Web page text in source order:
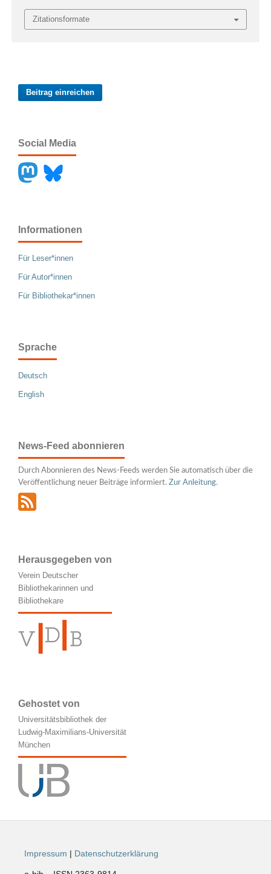
Zitationsformate
Beitrag einreichen
Social Media
Informationen
Für Leser*innen
Für Autor*innen
Für Bibliothekar*innen
Sprache
Deutsch
English
News-Feed abonnieren
Durch Abonnieren des News-Feeds werden Sie automatisch über die
Veröffentlichung neuer Beiträge informiert. Zur Anleitung.
Herausgegeben von
Verein Deutscher
Bibliothekarinnen und
Bibliothekare
Gehostet von
Universitätsbibliothek der
Ludwig-Maximilians-Universität
München
Impressum | Datenschutzerklärung